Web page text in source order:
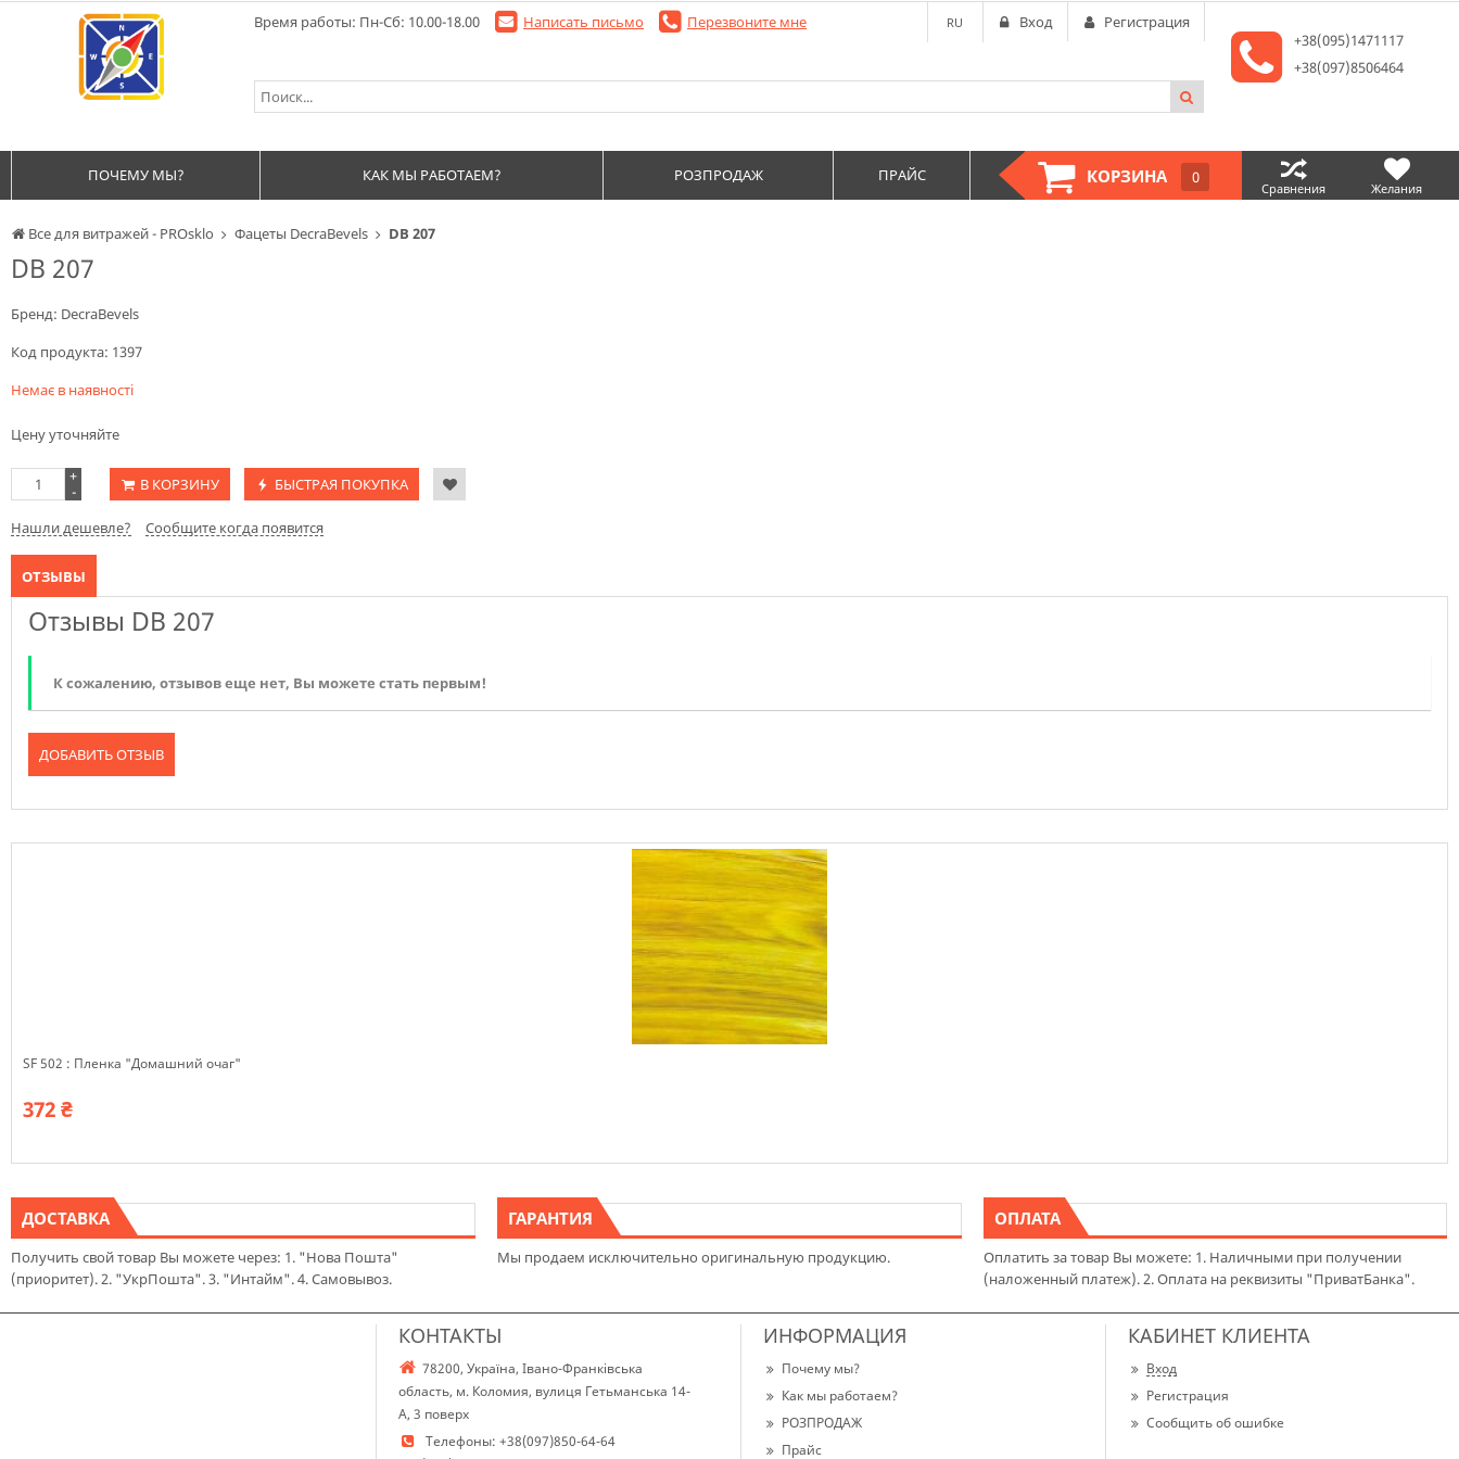
Все для витражей - PROsklo Фацеты DecraBevels DB 207
DB 207
Бренд: DecraBevels
Код продукта: 1397
Немає в наявності
Цену уточняйте
+
-
В КОРЗИНУ БЫСТРАЯ ПОКУПКА
Нашли дешевле? Сообщите когда появится
ОТЗЫВЫ
Отзывы DB 207
К сожалению, отзывов еще нет, Вы можете стать первым!
ДОБАВИТЬ ОТЗЫВ
SF 502 : Пленка "Домашний очаг"
372 ₴
ДОСТАВКА
Получить свой товар Вы можете через: 1. "Нова Пошта"
(приоритет). 2. "УкрПошта". 3. "Интайм". 4. Самовывоз.
ГАРАНТИЯ
Мы продаем исключительно оригинальную продукцию.
ОПЛАТА
Оплатить за товар Вы можете: 1. Наличными при получении
(наложенный платеж). 2. Оплата на реквизиты "ПриватБанка".
Время работы: Пн-Сб: 10.00-18.00 Написать письмо Перезвоните мне RU Вход
Регистрация
+38(095)1471117
+38(097)8506464
ПОЧЕМУ МЫ? КАК МЫ РАБОТАЕМ? РОЗПРОДАЖ ПРАЙС КОРЗИНА 0
Сравнения Желания
КОНТАКТЫ
78200, Україна, Івано-Франківська
область, м. Коломия, вулиця Гетьманська 14-
А, 3 поверх
Телефоны: +38(097)850-64-64
ИНФОРМАЦИЯ
Почему мы?
Как мы работаем?
РОЗПРОДАЖ
Прайс
КАБИНЕТ КЛИЕНТА
Вход
Регистрация
Сообщить об ошибке